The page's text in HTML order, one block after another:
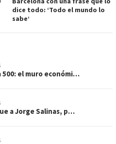
dice todo: ‘Todo el mundo lo
sabe’
500: el muro económi…
a Jorge Salinas, p…